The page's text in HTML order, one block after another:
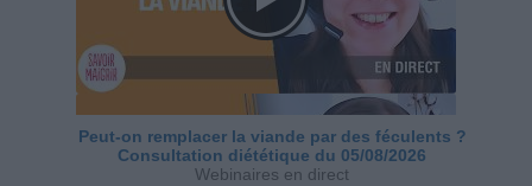
Peut-on remplacer la viande par des féculents ?
Consultation diététique du 05/08/2026
Webinaires en direct